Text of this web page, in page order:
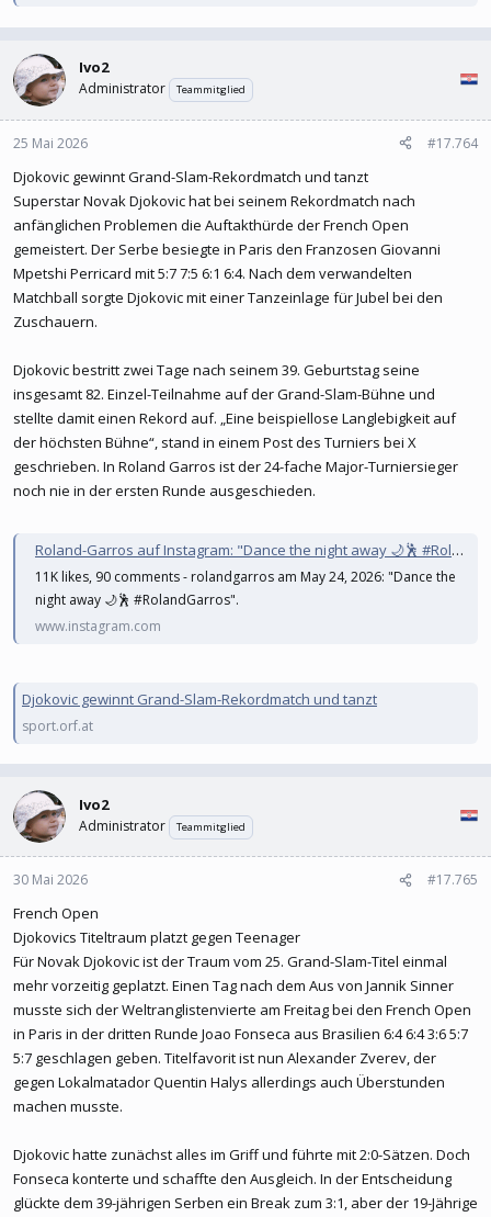
Ivo2
Administrator Teammitglied
25 Mai 2026 #17.764
Djokovic gewinnt Grand-Slam-Rekordmatch und tanzt
Superstar Novak Djokovic hat bei seinem Rekordmatch nach
anfänglichen Problemen die Auftakthürde der French Open
gemeistert. Der Serbe besiegte in Paris den Franzosen Giovanni
Mpetshi Perricard mit 5:7 7:5 6:1 6:4. Nach dem verwandelten
Matchball sorgte Djokovic mit einer Tanzeinlage für Jubel bei den
Zuschauern.
Djokovic bestritt zwei Tage nach seinem 39. Geburtstag seine
insgesamt 82. Einzel-Teilnahme auf der Grand-Slam-Bühne und
stellte damit einen Rekord auf. „Eine beispiellose Langlebigkeit auf
der höchsten Bühne“, stand in einem Post des Turniers bei X
geschrieben. In Roland Garros ist der 24-fache Major-Turniersieger
noch nie in der ersten Runde ausgeschieden.
Roland-Garros auf Instagram: "Dance the night away 🌙🕺 #RolandGarros"
11K likes, 90 comments - rolandgarros am May 24, 2026: "Dance the
night away 🌙🕺 #RolandGarros".
www.instagram.com
Djokovic gewinnt Grand-Slam-Rekordmatch und tanzt
sport.orf.at
Ivo2
Administrator Teammitglied
30 Mai 2026 #17.765
French Open
Djokovics Titeltraum platzt gegen Teenager
Für Novak Djokovic ist der Traum vom 25. Grand-Slam-Titel einmal
mehr vorzeitig geplatzt. Einen Tag nach dem Aus von Jannik Sinner
musste sich der Weltranglistenvierte am Freitag bei den French Open
in Paris in der dritten Runde Joao Fonseca aus Brasilien 6:4 6:4 3:6 5:7
5:7 geschlagen geben. Titelfavorit ist nun Alexander Zverev, der
gegen Lokalmatador Quentin Halys allerdings auch Überstunden
machen musste.
Djokovic hatte zunächst alles im Griff und führte mit 2:0-Sätzen. Doch
Fonseca konterte und schaffte den Ausgleich. In der Entscheidung
glückte dem 39-jährigen Serben ein Break zum 3:1, aber der 19-Jährige